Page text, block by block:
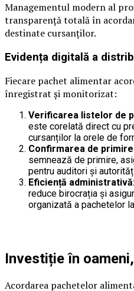
Managementul modern al
transparență totală în
destinate cursanților.
Evidența digitală a
Fiecare pachet alimentar
înregistrat și monitorizat:
Verificarea listelor de
este corelată direct cu
cursanților la orele de
Confirmarea de
semnează de primire,
pentru auditori și
Eficiență
reduce birocrația și
organizată a pachetelor
Investiție în
Acordarea pachetelor